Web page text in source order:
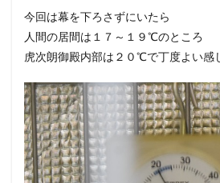
今回は幕を下ろさずにいたら
人間の居間は１７～１９℃のところ
虎次朗御殿内部は２０℃で丁度よい感